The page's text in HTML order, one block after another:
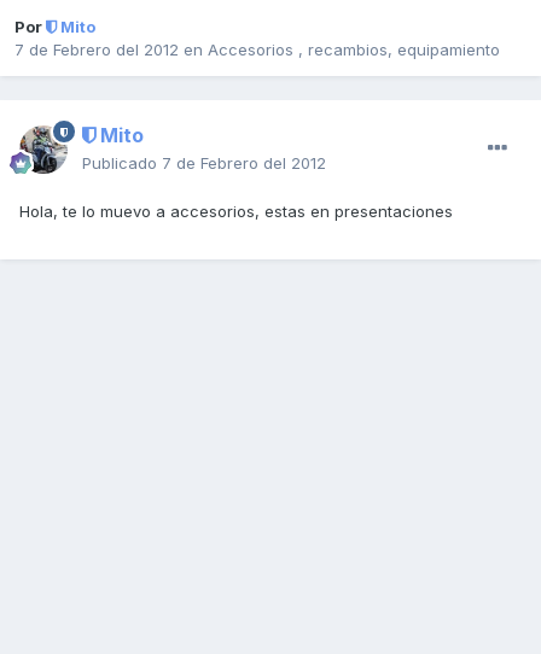
Por
Mito
7 de Febrero del 2012 en Accesorios , recambios, equipamiento
Mito
Publicado 7 de Febrero del 2012
Hola, te lo muevo a accesorios, estas en presentaciones